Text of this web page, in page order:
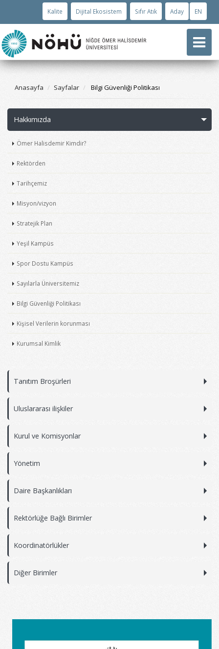
Kalite Dijital Ekosistem Sıfır Atık Aday EN
Anasayfa Sayfalar Bilgi Güvenliği Politikası
Hakkımızda
Ömer Halisdemir Kimdir?
Rektörden
Tarihçemiz
Misyon/vizyon
Stratejik Plan
Yeşil Kampüs
Spor Dostu Kampüs
Sayılarla Üniversitemiz
Bilgi Güvenliği Politikası
Kişisel Verilerin korunması
Kurumsal Kimlik
Tanıtım Broşürleri
Uluslararası ilişkiler
Kurul ve Komisyonlar
Yönetim
Daire Başkanlıkları
Rektörlüğe Bağlı Birimler
Koordinatörlükler
Diğer Birimler